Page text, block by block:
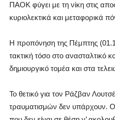
ΠΑΟΚ φύγει με τη νίκη στις
κυριολεκτικά και μεταφορικά
Η προπόνηση της Πέμπτης
τακτική τόσο στο ανασταλτικό
δημιουργικό τομέα και στα
Το θετικό για τον Ράζβαν
τραυματισμών δεν υπάρχουν. Ο